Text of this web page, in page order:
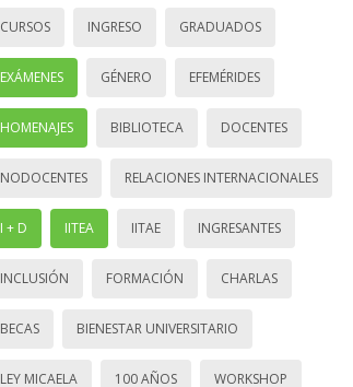
CURSOS INGRESO GRADUADOS
EXÁMENES GÉNERO EFEMÉRIDES
HOMENAJES BIBLIOTECA DOCENTES
NODOCENTES RELACIONES INTERNACIONALES
I + D IITEA IITAE INGRESANTES
INCLUSIÓN FORMACIÓN CHARLAS
BECAS BIENESTAR UNIVERSITARIO
LEY MICAELA 100 AÑOS WORKSHOP